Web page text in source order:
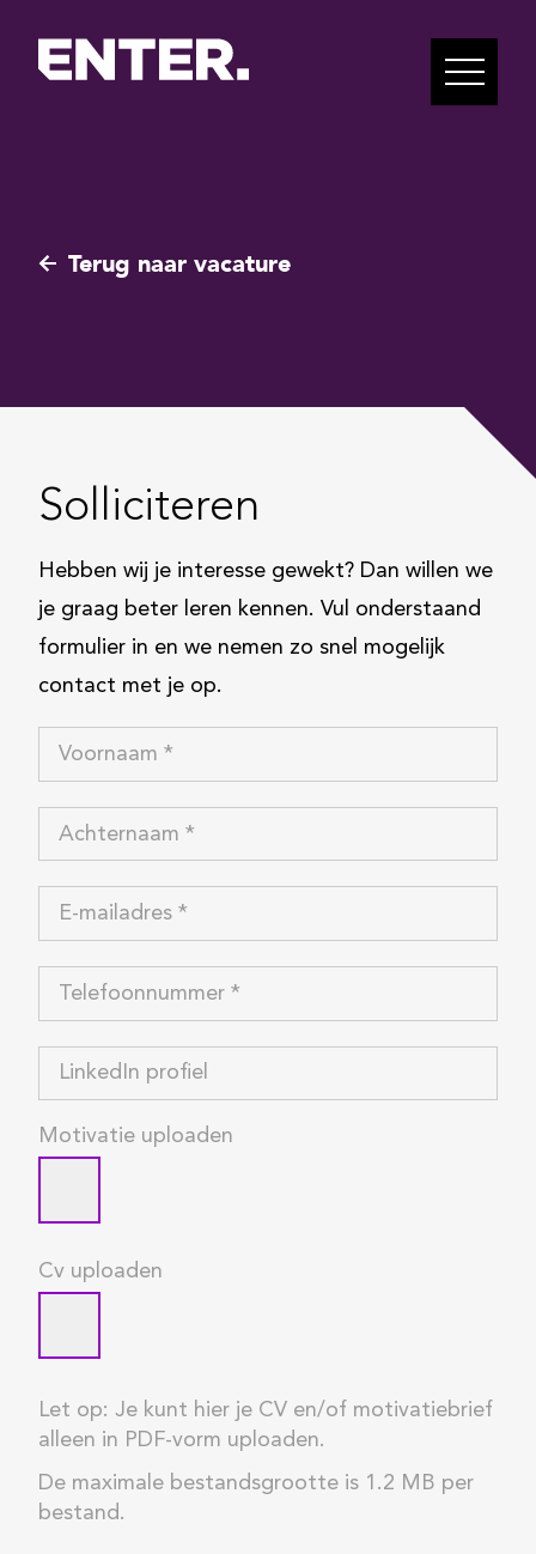
Terug naar vacature
Solliciteren
Hebben wij je interesse gewekt? Dan willen we
je graag beter leren kennen. Vul onderstaand
formulier in en we nemen zo snel mogelijk
contact met je op.
Motivatie uploaden
Cv uploaden
Let op: Je kunt hier je CV en/of motivatiebrief
alleen in PDF-vorm uploaden.
De maximale bestandsgrootte is 1.2 MB per
bestand.